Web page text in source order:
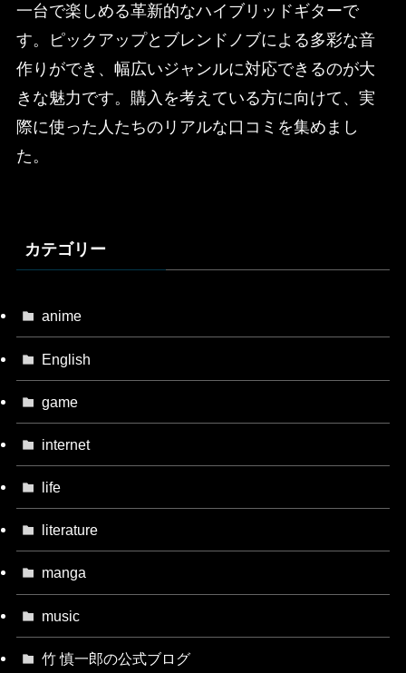
一台で楽しめる革新的なハイブリッドギターで
す。ピックアップとブレンドノブによる多彩な音
作りができ、幅広いジャンルに対応できるのが大
きな魅力です。購入を考えている方に向けて、実
際に使った人たちのリアルな口コミを集めまし
た。
カテゴリー
anime
English
game
internet
life
literature
manga
music
竹 慎一郎の公式ブログ